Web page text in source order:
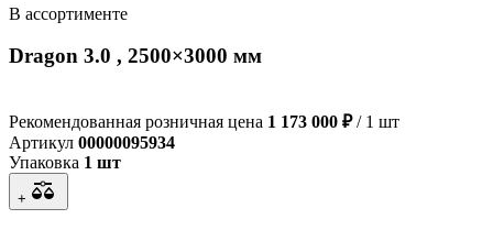
В ассортименте
Dragon 3.0 , 2500×3000 мм
Рекомендованная розничная цена 1 173 000 ₽/ 1 шт
Артикул 00000095934
Упаковка 1 шт
+